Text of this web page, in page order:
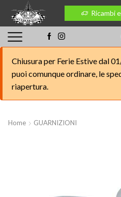
Go shop Ricambi
Chiusura per Ferie Estive dal
puoi comunque ordinare, le
riapertura.
Home GUARNIZIONI